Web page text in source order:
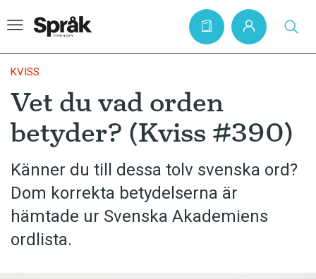
Hem
Artiklar
Krönikor
Språkfrågor
Skrivtips
Bokrecensioner
KVISS
Vet du vad orden
betyder? (Kviss #390)
Känner du till dessa tolv svenska ord?
Dom korrekta betydelserna är
hämtade ur Svenska Akademiens
ordlista.